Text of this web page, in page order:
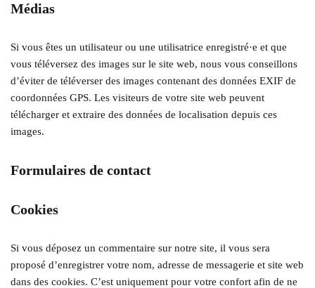
Médias
Si vous êtes un utilisateur ou une utilisatrice enregistré·e et que
vous téléversez des images sur le site web, nous vous conseillons
d’éviter de téléverser des images contenant des données EXIF de
coordonnées GPS. Les visiteurs de votre site web peuvent
télécharger et extraire des données de localisation depuis ces
images.
Formulaires de contact
Cookies
Si vous déposez un commentaire sur notre site, il vous sera
proposé d’enregistrer votre nom, adresse de messagerie et site web
dans des cookies. C’est uniquement pour votre confort afin de ne